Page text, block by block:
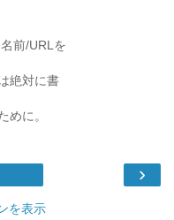
前/URLを
絶対に書
めに。
›
を表示